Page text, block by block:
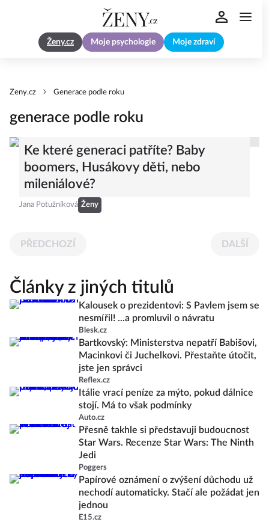
Ženy.cz Moje psychologie Moje zdraví
Zeny.cz Generace podle roku
generace podle roku
Ke které generaci patříte? Baby
boomers, Husákovy děti, nebo
mileniálové?
Jana Potužníková Ženy
PŘEDCHOZÍ DALŠÍ
Články z jiných titulů
Kalousek o prezidentovi: S Pavlem jsem se
nesmířil! ...a promluvil o návratu
Blesk.cz
Bartkovský: Ministerstva nepatří Babišovi,
Macinkovi či Juchelkovi. Přestaňte útočit,
jste jen správci
Reflex.cz
Itálie vrací peníze za mýto, pokud dálnice
stojí. Má to však podmínky
Auto.cz
Přesně takhle si představuji budoucnost
Star Wars. Recenze Star Wars: The Ninth
Jedi
Poggers
Papírové oznámení o zvýšení důchodu už
nechodí automaticky. Stačí ale požádat jen
jednou
E15.cz